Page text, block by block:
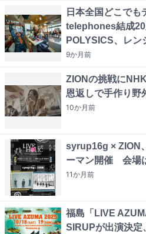
日本全国どこで
telephones結成
POLYSICS、レン
9か月前
ZIONの挑戦に
恩返しで手作り野
10か月前
syrup16g × ZION
ーマン開催 会場
11か月前
福島「LIVE
SIRUPが出演決定